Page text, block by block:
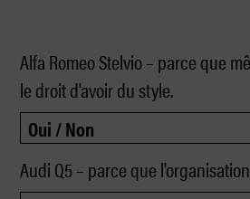
Alfa Romeo Stelvio – parce que
le droit d'avoir du style.
Audi Q5 – parce que